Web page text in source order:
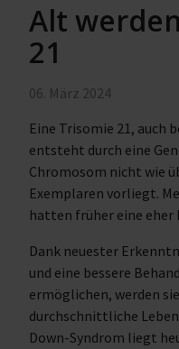
Alt
21
06. März 2024
Eine Trisomie 21, auch
entsteht durch eine
Chromosom nicht wie
Exemplaren vorliegt.
hatten früher eine eher
Dank neuester
und eine bessere
ermöglichen, werden
durchschnittliche
Down-Syndrom liegt